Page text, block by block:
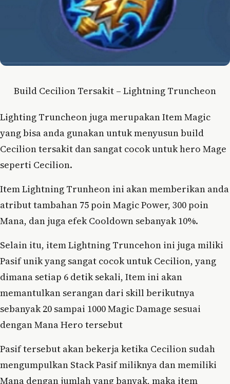
Build Cecilion Tersakit – Lightning Truncheon
Lighting Truncheon juga merupakan Item Magic
yang bisa anda gunakan untuk menyusun build
Cecilion tersakit dan sangat cocok untuk hero Mage
seperti Cecilion.
Item Lightning Trunheon ini akan memberikan anda
atribut tambahan 75 poin Magic Power, 300 poin
Mana, dan juga efek Cooldown sebanyak 10%.
Selain itu, item Lightning Truncehon ini juga miliki
Pasif unik yang sangat cocok untuk Cecilion, yang
dimana setiap 6 detik sekali, Item ini akan
memantulkan serangan dari skill berikutnya
sebanyak 20 sampai 1000 Magic Damage sesuai
dengan Mana Hero tersebut
Pasif tersebut akan bekerja ketika Cecilion sudah
mengumpulkan Stack Pasif miliknya dan memiliki
Mana dengan jumlah yang banyak, maka item